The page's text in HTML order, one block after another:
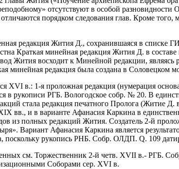
отсутствуют в особой
порядком следования глав. Кроме того,
редакция Жития Д., сохранившаяся в
Краткая минейная редакция Жития Д. в
Жития восходит к Минейной редакции, являясь
минейная редакция была создана в
в.: 1-я проложная редакция (нумерация
в рукописи РГБ. Вологодское собр. № 20. В
стала редакция печатного Пролога (Житие
вв., и в варианте Афанасия Каркина в
из полных редакций Жития. Создатель 2-й
Вариант Афанасия Каркина является
поскольку рукопись РНБ. Собр. ОЛДП. Q. 109
см. Торжественник 2-й четв. XVII в.- РГБ.
Соборами сер. XVI в.